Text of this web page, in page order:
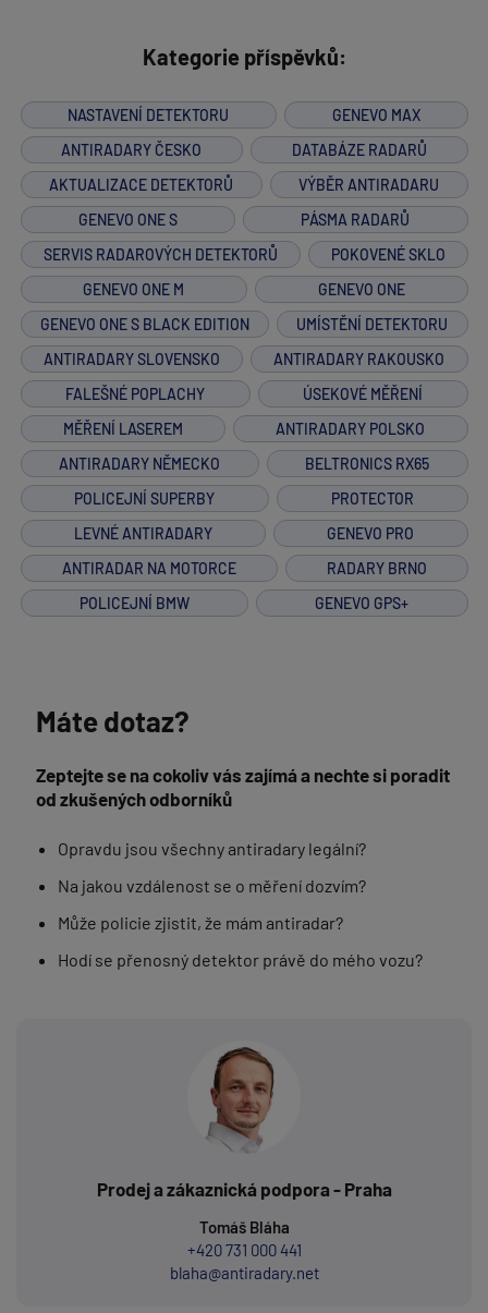
Kategorie příspěvků:
NASTAVENÍ DETEKTORU
GENEVO MAX
ANTIRADARY ČESKO
DATABÁZE RADARŮ
AKTUALIZACE DETEKTORŮ
VÝBĚR ANTIRADARU
GENEVO ONE S
PÁSMA RADARŮ
SERVIS RADAROVÝCH DETEKTORŮ
POKOVENÉ SKLO
GENEVO ONE M
GENEVO ONE
GENEVO ONE S BLACK EDITION
UMÍSTĚNÍ DETEKTORU
ANTIRADARY SLOVENSKO
ANTIRADARY RAKOUSKO
FALEŠNÉ POPLACHY
ÚSEKOVÉ MĚŘENÍ
MĚŘENÍ LASEREM
ANTIRADARY POLSKO
ANTIRADARY NĚMECKO
BELTRONICS RX65
POLICEJNÍ SUPERBY
PROTECTOR
LEVNÉ ANTIRADARY
GENEVO PRO
ANTIRADAR NA MOTORCE
RADARY BRNO
POLICEJNÍ BMW
GENEVO GPS+
Máte dotaz?
Zeptejte se na cokoliv vás zajímá a nechte si poradit
od zkušených odborníků
Opravdu jsou všechny antiradary legální?
Na jakou vzdálenost se o měření dozvím?
Může policie zjistit, že mám antiradar?
Hodí se přenosný detektor právě do mého vozu?
Prodej a zákaznická podpora - Praha
Tomáš Bláha
+420 731 000 441
blaha@antiradary.net